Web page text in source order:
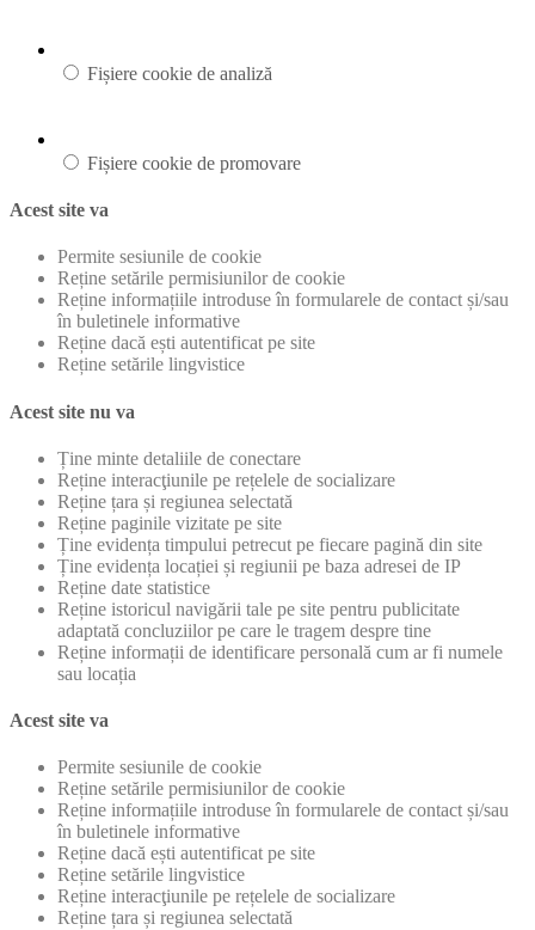
Fișiere cookie de analiză
Fișiere cookie de promovare
Acest site va
Permite sesiunile de cookie
Reține setările permisiunilor de cookie
Reține informațiile introduse în formularele de contact și/sau
în buletinele informative
Reține dacă ești autentificat pe site
Reține setările lingvistice
Acest site nu va
Ține minte detaliile de conectare
Reține interacţiunile pe rețelele de socializare
Reține țara și regiunea selectată
Reține paginile vizitate pe site
Ține evidența timpului petrecut pe fiecare pagină din site
Ține evidența locației și regiunii pe baza adresei de IP
Reține date statistice
Reține istoricul navigării tale pe site pentru publicitate
adaptată concluziilor pe care le tragem despre tine
Reține informații de identificare personală cum ar fi numele
sau locația
Acest site va
Permite sesiunile de cookie
Reține setările permisiunilor de cookie
Reține informațiile introduse în formularele de contact și/sau
în buletinele informative
Reține dacă ești autentificat pe site
Reține setările lingvistice
Reține interacţiunile pe rețelele de socializare
Reține țara și regiunea selectată